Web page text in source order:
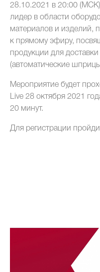
28.10.2021 в 20:00
лидер в области
материалов и изделий,
к прямому эфиру,
продукции для
(автоматические
Мероприятие будет
Live 28 октября 2021
20 минут.
Для регистрации